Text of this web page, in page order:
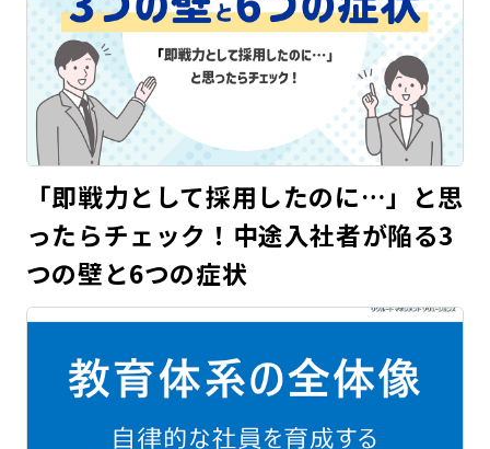
「即戦力として採用したのに…」と思
ったらチェック！中途入社者が陥る3
つの壁と6つの症状